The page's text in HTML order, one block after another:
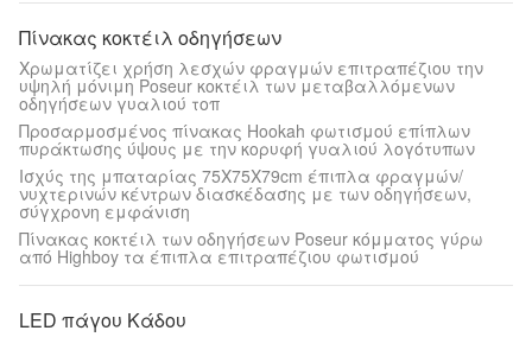
Πίνακας κοκτέιλ οδηγήσεων
Χρωματίζει χρήση λεσχών φραγμών επιτραπέζιου την
υψηλή μόνιμη Poseur κοκτέιλ των μεταβαλλόμενων
οδηγήσεων γυαλιού τοπ
Προσαρμοσμένος πίνακας Hookah φωτισμού επίπλων
πυράκτωσης ύψους με την κορυφή γυαλιού λογότυπων
Ισχύς της μπαταρίας 75X75X79cm έπιπλα φραγμών/
νυχτερινών κέντρων διασκέδασης με των οδηγήσεων,
σύγχρονη εμφάνιση
Πίνακας κοκτέιλ των οδηγήσεων Poseur κόμματος γύρω
από Highboy τα έπιπλα επιτραπέζιου φωτισμού
LED πάγου Κάδου